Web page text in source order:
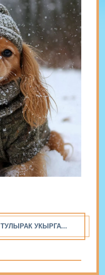
ТУЛЫРАК УКЫРГА...